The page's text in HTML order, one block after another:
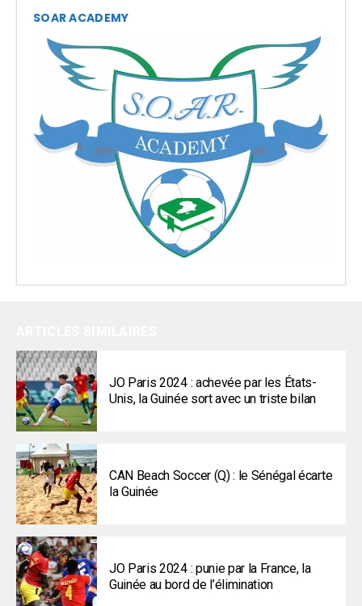
SOAR ACADEMY
JO Paris 2024 : achevée par les États-
Unis, la Guinée sort avec un triste bilan
CAN Beach Soccer (Q) : le Sénégal écarte
la Guinée
JO Paris 2024 : punie par la France, la
Guinée au bord de l’élimination